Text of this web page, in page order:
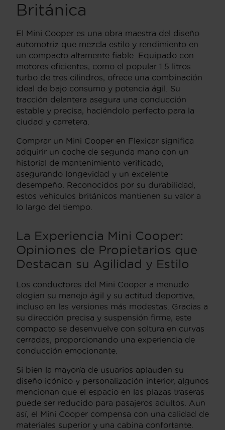
Británica
El Mini Cooper es una obra maestra del diseño
automotriz que mezcla estilo y rendimiento en
un compacto altamente fiable. Equipado con
motores eficientes, como el popular 1.5 litros
turbo de tres cilindros, ofrece una combinación
ideal de bajo consumo y potencia ágil. Su
tracción delantera asegura una conducción
estable y precisa, haciéndolo perfecto para la
ciudad y carretera.
Comprar un Mini Cooper en Flexicar significa
adquirir un coche de segunda mano con un
historial de mantenimiento verificado,
asegurando longevidad y un excelente
desempeño. Reconocidos por su durabilidad,
estos vehículos británicos mantienen su valor a
lo largo del tiempo.
La Experiencia Mini Cooper:
Opiniones de Propietarios que
Destacan su Agilidad y Estilo
Los conductores del Mini Cooper a menudo
elogian su manejo ágil y su actitud deportiva,
incluso en las versiones más modestas. Gracias a
su dirección precisa y suspensión firme, este
compacto se desenvuelve con soltura en curvas
cerradas, proporcionando una experiencia de
conducción emocionante.
Si bien la mayoría de usuarios aplauden su
diseño icónico y personalización interior, algunos
mencionan que el espacio en las plazas traseras
puede ser reducido para pasajeros adultos. Aun
así, el Mini Cooper compensa con una calidad de
materiales superior y una cabina confortante.